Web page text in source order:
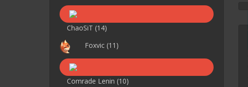
ChaoSiT (14)
Foxvic (11)
Comrade Lenin (10)